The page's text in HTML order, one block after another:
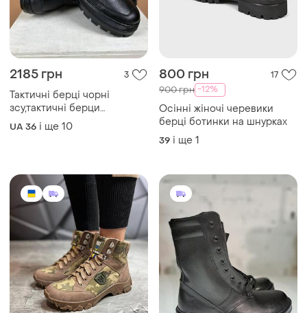
2185 грн 3
Тактичні берці чорні
зсу,тактичні берци
осінні,зимові,осінь-
зима,чоловічі,жіночі,воєнні
UA 36 і ще 10
800 грн 17
900 грн -12%
Осінні жіночі черевики
берці ботинки на шнурках
39 і ще 1